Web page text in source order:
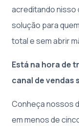
acreditando nisso
solução para
total e sem abrir
Está na hora de
canal de vendas
Conheça nossos
em menos de